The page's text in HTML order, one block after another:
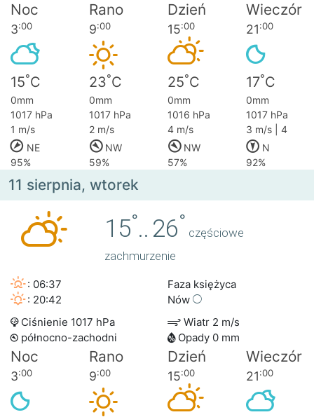
Noc Rano Dzień Wieczór
3:00 9:00 15:00 21:00
15°C 23°C 25°C 17°C
0mm 0mm 0mm
0mm
1017 hPa
1017 hPa 1016 hPa
1017 hPa
1 m/s
2 m/s 4 m/s
3 m/s | 4
NE
NW NW
N
95%
59% 57% 92%
11 sierpnia, wtorek
15°.. 26°
częściowe
zachmurzenie
: 06:37
: 20:42
Faza księżyca
Nów
Ciśnienie 1017 hPa
Wiatr 2 m/s
północno-zachodni
Opady 0 mm
Noc Rano Dzień Wieczór
3:00 9:00 15:00 21:00